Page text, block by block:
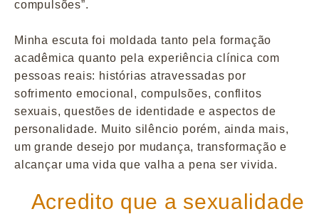
compulsões”.
Minha escuta foi moldada tanto pela formação
acadêmica quanto pela experiência clínica com
pessoas reais: histórias atravessadas por
sofrimento emocional, compulsões, conflitos
sexuais, questões de identidade e aspectos de
personalidade. Muito silêncio porém, ainda mais,
um grande desejo por mudança, transformação e
alcançar uma vida que valha a pena ser vivida.
Acredito que a sexualidade